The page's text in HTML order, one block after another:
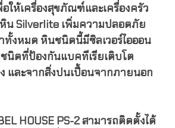
ให้เครื่องสุขภัณฑ์และเครื่องครัว
น Silverlite เพิ่มความปลอดภัย
ทั้งหมด หินชนิดนี้มีซิลเวอร์ไอออน
นิดที่ป้องกันแบคทีเรียเติบโต
และจากสิ่งปนเปื้อนจากภายนอก
HOUSE PS-2 สามารถติดตั้งได้